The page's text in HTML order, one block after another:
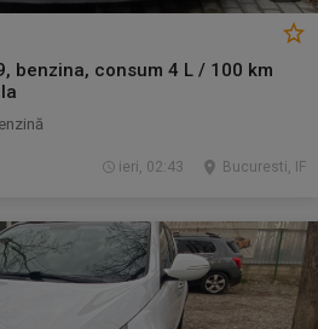
benzina, consum 4 L / 100 km
Bucuresti, IF
ieri, 02:43